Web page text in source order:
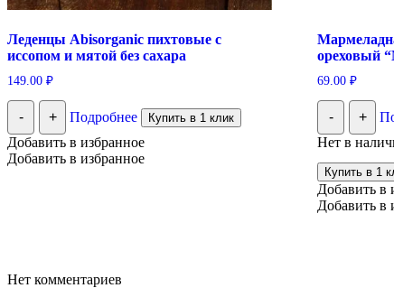
Леденцы Abisorganic пихтовые с
иссопом и мятой без сахара
149.00 ₽
- + Подробнее Купить в 1 клик
Добавить в избранное
Добавить в избранное
ореховый
69.00₽
- +
Нет в
Купить в 1
Добавить в
Добавить в
Нет комментариев